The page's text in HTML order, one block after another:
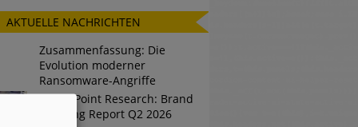
reagiert
der Datendiebe
AKTUELLE NACHRICHTEN
Zusammenfassung: Die
Evolution moderner
Ransomware-Angriffe
Check Point Research: Brand
Phishing Report Q2 2026